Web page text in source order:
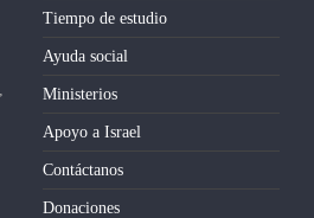
Tiempo de estudio
Ayuda social
Ministerios
Apoyo a Israel
Contáctanos
Donaciones